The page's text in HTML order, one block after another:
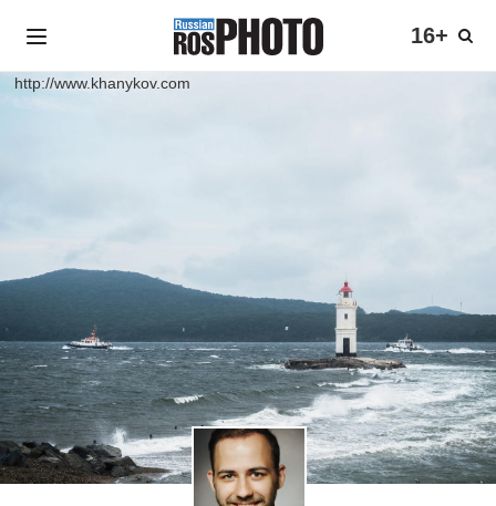
16+
http://www.khanykov.com